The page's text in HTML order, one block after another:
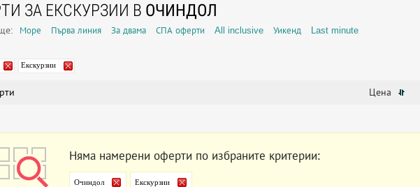
ЗА ЕКСКУРЗИИ В ОЧИНДОЛ
Море Първа линия За двама СПА оферти All inclusive Уикенд Last minute
Екскурзии
Цена
Няма намерени оферти по избраните критерии:
Очиндол Екскурзии